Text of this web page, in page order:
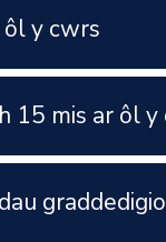
y cwrs
15 mis ar ôl y